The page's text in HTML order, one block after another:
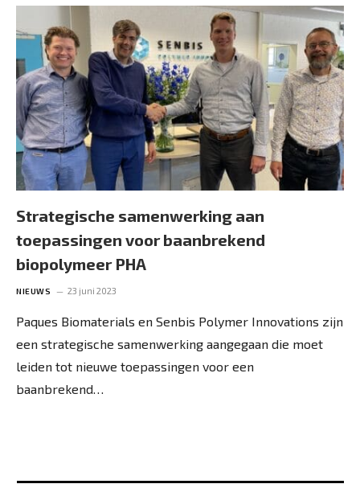
Strategische samenwerking aan
toepassingen voor baanbrekend
biopolymeer PHA
NIEUWS 23 juni 2023
Paques Biomaterials en Senbis Polymer Innovations zijn
een strategische samenwerking aangegaan die moet
leiden tot nieuwe toepassingen voor een
baanbrekend…